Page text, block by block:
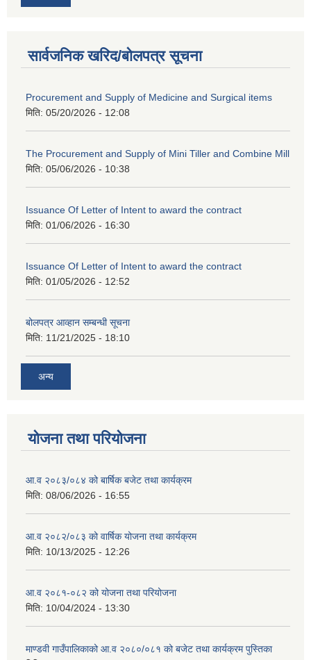
सार्वजनिक खरिद/बोलपत्र सूचना
Procurement and Supply of Medicine and Surgical items
मिति: 05/20/2026 - 12:08
The Procurement and Supply of Mini Tiller and Combine Mill
मिति: 05/06/2026 - 10:38
Issuance Of Letter of Intent to award the contract
मिति: 01/06/2026 - 16:30
Issuance Of Letter of Intent to award the contract
मिति: 01/05/2026 - 12:52
बोलपत्र आव्हान सम्बन्धी सूचना
मिति: 11/21/2025 - 18:10
अन्य
योजना तथा परियोजना
आ.व २०८३/०८४ को बार्षिक बजेट तथा कार्यक्रम
मिति: 08/06/2026 - 16:55
आ.व २०८२/०८३ को वार्षिक योजना तथा कार्यक्रम
मिति: 10/13/2025 - 12:26
आ.व २०८१-०८२ को योजना तथा परियोजना
मिति: 10/04/2024 - 13:30
माण्डवी गाउँपालिकाको आ.व २०८०/०८१ को बजेट तथा कार्यक्रम पुस्तिका